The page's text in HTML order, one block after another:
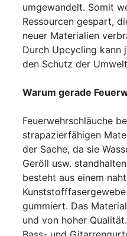
umgewandelt. Somit
Ressourcen gespart,
neuer Materialien
Durch Upcycling kann
den Schutz der
Warum gerade
Feuerwehrschläuche
strapazierfähigen
der Sache, da sie
Geröll usw.
besteht aus einem
gummiert. Das
und von hoher